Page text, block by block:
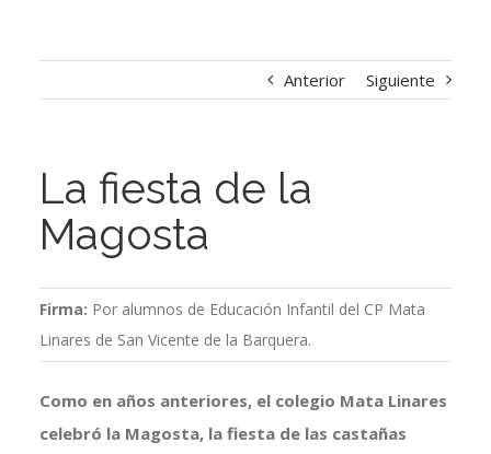
Anterior Siguiente
La fiesta de la
Magosta
Firma: Por alumnos de Educación Infantil del CP Mata
Linares de San Vicente de la Barquera.
Como en años anteriores, el colegio Mata Linares
celebró la Magosta, la fiesta de las castañas